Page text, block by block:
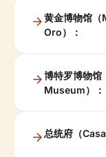
黄金博物馆
Oro）：
博特罗博物
Museum）：
总统府（